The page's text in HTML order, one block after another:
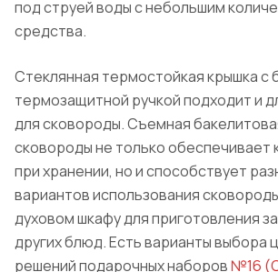
под струей воды с небольшим
средства.
Стеклянная термостойкая крышка с
термозащитной ручкой подходит и
для сковороды. Съемная
сковороды не только обеспечивает
при хранении, но и способствует
вариантов использования
духовом шкафу для приготовления
других блюд. Есть варианты выбора
решений подарочных наборов №16 (